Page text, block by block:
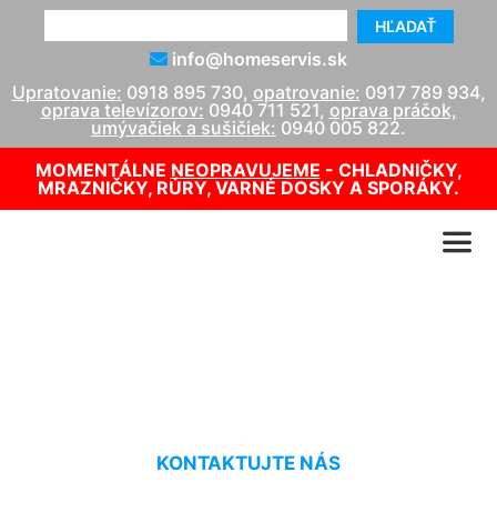
HĽADAŤ
info@homeservis.sk
Upratovanie: 0918 895 730, opatrovanie: 0917 789 934,
oprava televízorov: 0940 711 521, oprava práčok,
umývačiek a sušičiek: 0940 005 822.
MOMENTÁLNE NEOPRAVUJEME - CHLADNIČKY,
MRAZNIČKY, RÚRY, VARNÉ DOSKY A SPORÁKY.
KONTAKTUJTE NÁS